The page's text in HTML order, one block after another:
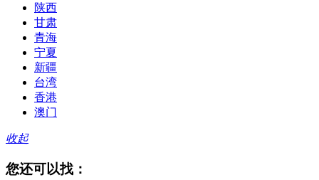
陕西
甘肃
青海
宁夏
新疆
台湾
香港
澳门
收起
您还可以找：